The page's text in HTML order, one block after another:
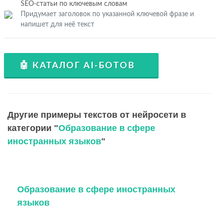
SEO-статьи по ключевым словам
Придумает заголовок по указанной ключевой фразе и
напишет для неё текст
🤖 КАТАЛОГ AI-БОТОВ
Другие примеры текстов от нейросети в
категории "Образование в сфере
иностранных языков"
Образование в сфере иностранных
языков